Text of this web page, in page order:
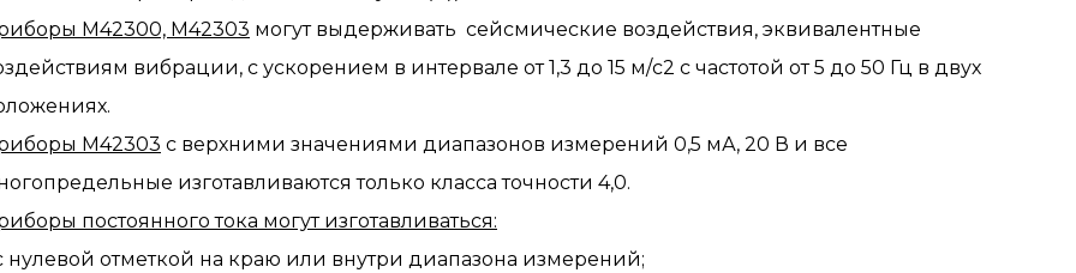
М42300, М42303 могут выдерживать сейсмические воздействия, эквивалентные
вибрации, с ускорением в интервале от 1,3 до 15 м/с2 с частотой от 5 до 50 Гц в двух
М42303 с верхними значениями диапазонов измерений 0,5 мА, 20 В и все
изготавливаются только класса точности 4,0.
постоянного тока могут изготавливаться:
нулевой отметкой на краю или внутри диапазона измерений;